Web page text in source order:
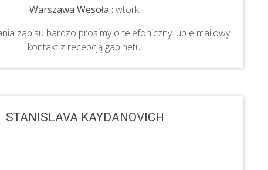
Warszawa Wesoła : wtorki
zapisu bardzo prosimy o telefoniczny lub e mailowy
kontakt z recepcją gabinetu.
STANISLAVA KAYDANOVICH